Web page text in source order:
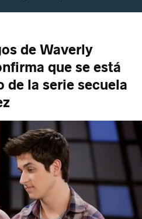
de Waverly
que se está
de la serie secuela